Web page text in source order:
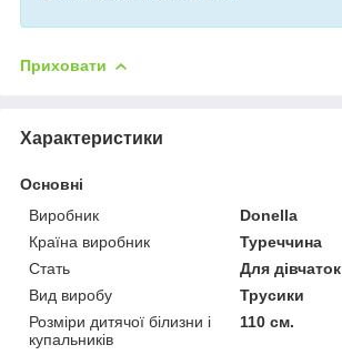
Приховати
Характеристики
Основні
Виробник
Donella
Країна виробник
Туреччина
Стать
Для дівчаток
Вид виробу
Трусики
Розміри дитячої білизни і
купальників
110 см.